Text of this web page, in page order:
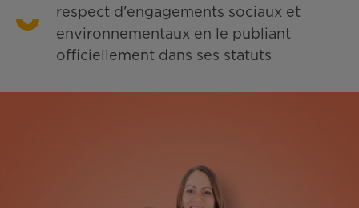
respect d'engagements sociaux et
environnementaux en le publiant
officiellement dans ses statuts